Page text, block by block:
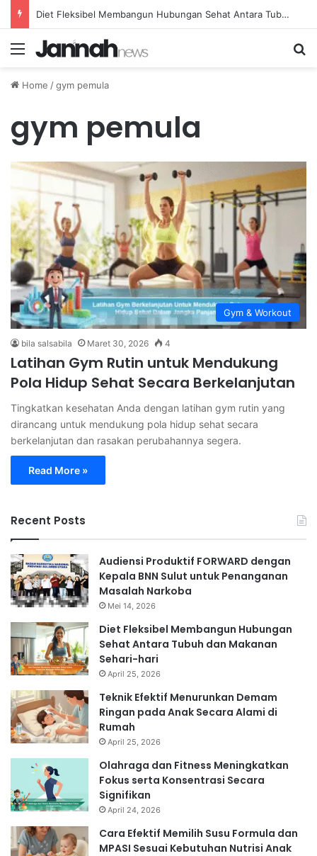
Diet Fleksibel Membangun Hubungan Sehat Antara Tubuh dan Makanan Sehari-hari
Menu
Home /gym pemula
gym pemula
Gym & Workout
bila salsabila Maret 30, 2026 4
Latihan Gym Rutin untuk Mendukung
Pola Hidup Sehat Secara Berkelanjutan
Tingkatkan kesehatan Anda dengan latihan gym rutin yang
dirancang untuk mendukung pola hidup sehat secara
berkelanjutan dan rasakan perubahannya segera.
Read More »
Recent Posts
Audiensi Produktif FORWARD dengan
Kepala BNN Sulut untuk Penanganan
Masalah Narkoba
Mei 14, 2026
Diet Fleksibel Membangun Hubungan
Sehat Antara Tubuh dan Makanan
Sehari-hari
April 25, 2026
Teknik Efektif Menurunkan Demam
Ringan pada Anak Secara Alami di
Rumah
April 25, 2026
Olahraga dan Fitness Meningkatkan
Fokus serta Konsentrasi Secara
Signifikan
April 24, 2026
Cara Efektif Memilih Susu Formula dan
MPASI Sesuai Kebutuhan Nutrisi Anak